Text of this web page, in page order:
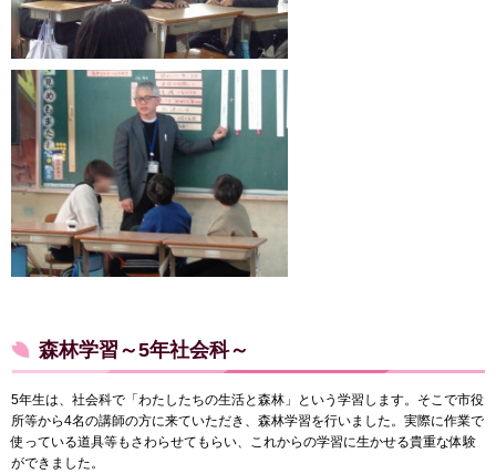
森林学習～5年社会科～
5年生は、社会科で「わたしたちの生活と森林」という学習します。そこで市役
所等から4名の講師の方に来ていただき、森林学習を行いました。実際に作業で
使っている道具等もさわらせてもらい、これからの学習に生かせる貴重な体験
ができました。